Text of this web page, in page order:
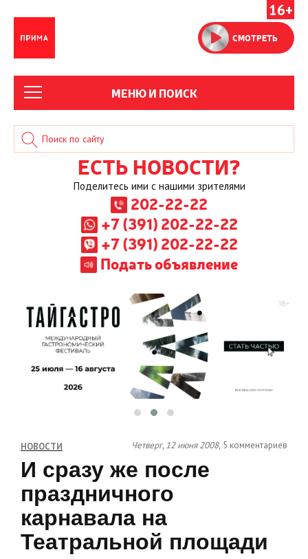
16+
СМОТРЕТЬ
МЕНЮ И ПОИСК
ЕСТЬ НОВОСТИ?
Поделитесь ими с нашими зрителями
202-22-22
+7 (391) 202-22-22
+7 (391) 202-22-22
Подать объявление
НОВОСТИ Четверг, 12 июня 2008, 5 комментариев
И сразу же после
праздничного
карнавала на
Театральной площади